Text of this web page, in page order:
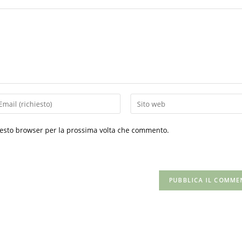
Inserisci
l'URL
browser per la prossima volta che commento.